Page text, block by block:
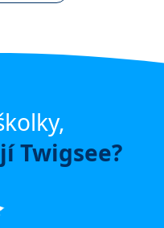
Twigsee?